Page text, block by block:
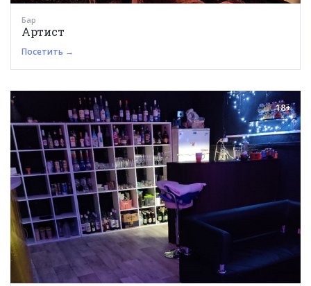
Бар
Артист
Посетить →
18+